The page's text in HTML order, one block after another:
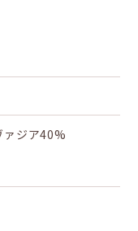
ァジア40%